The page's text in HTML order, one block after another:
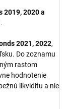
2019, 2020 a
2021, 2022,
Do zoznamu
rastom
hodnotenie
likviditu a nie